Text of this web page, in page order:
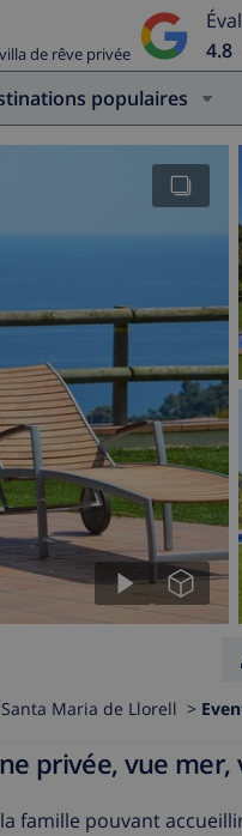
de rêve privée
4.8
populaires
Santa Maria de Llorell >
privée, vue
pouvant